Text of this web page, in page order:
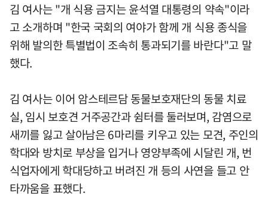
김 여사는 "개 식용 금지는 윤석열 대통령의 약속"이라
고 소개하며 "한국 국회의 여야가 함께 개 식용 종식을
위해 발의한 특별법이 조속히 통과되기를 바란다"고 말
했다.
김 여사는 이어 암스테르담 동물보호재단의 동물 치료
실, 임시 보호견 거주공간과 쉼터를 둘러보며, 감염으로
새끼를 잃고 살아남은 6마리를 키우고 있는 모견, 주인의
학대와 방치로 부상을 입거나 영양부족에 시달린 개, 번
식업자에게 학대당하고 버려진 개 등의 사연을 들고 안
타까움을 표했다.